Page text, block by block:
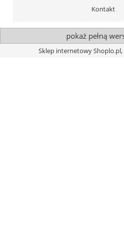
Kontakt
pokaż pełną
Sklep internetowy Shoplo.pl,